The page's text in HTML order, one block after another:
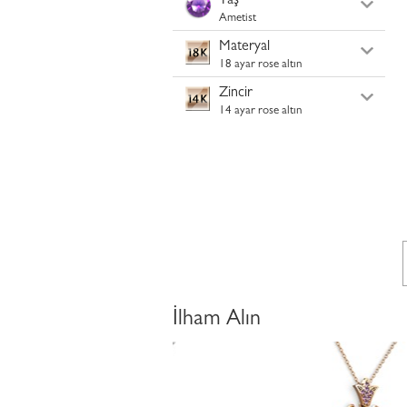
Ametist
Materyal
18 ayar rose altın
Zincir
14 ayar rose altın
İlham Alın